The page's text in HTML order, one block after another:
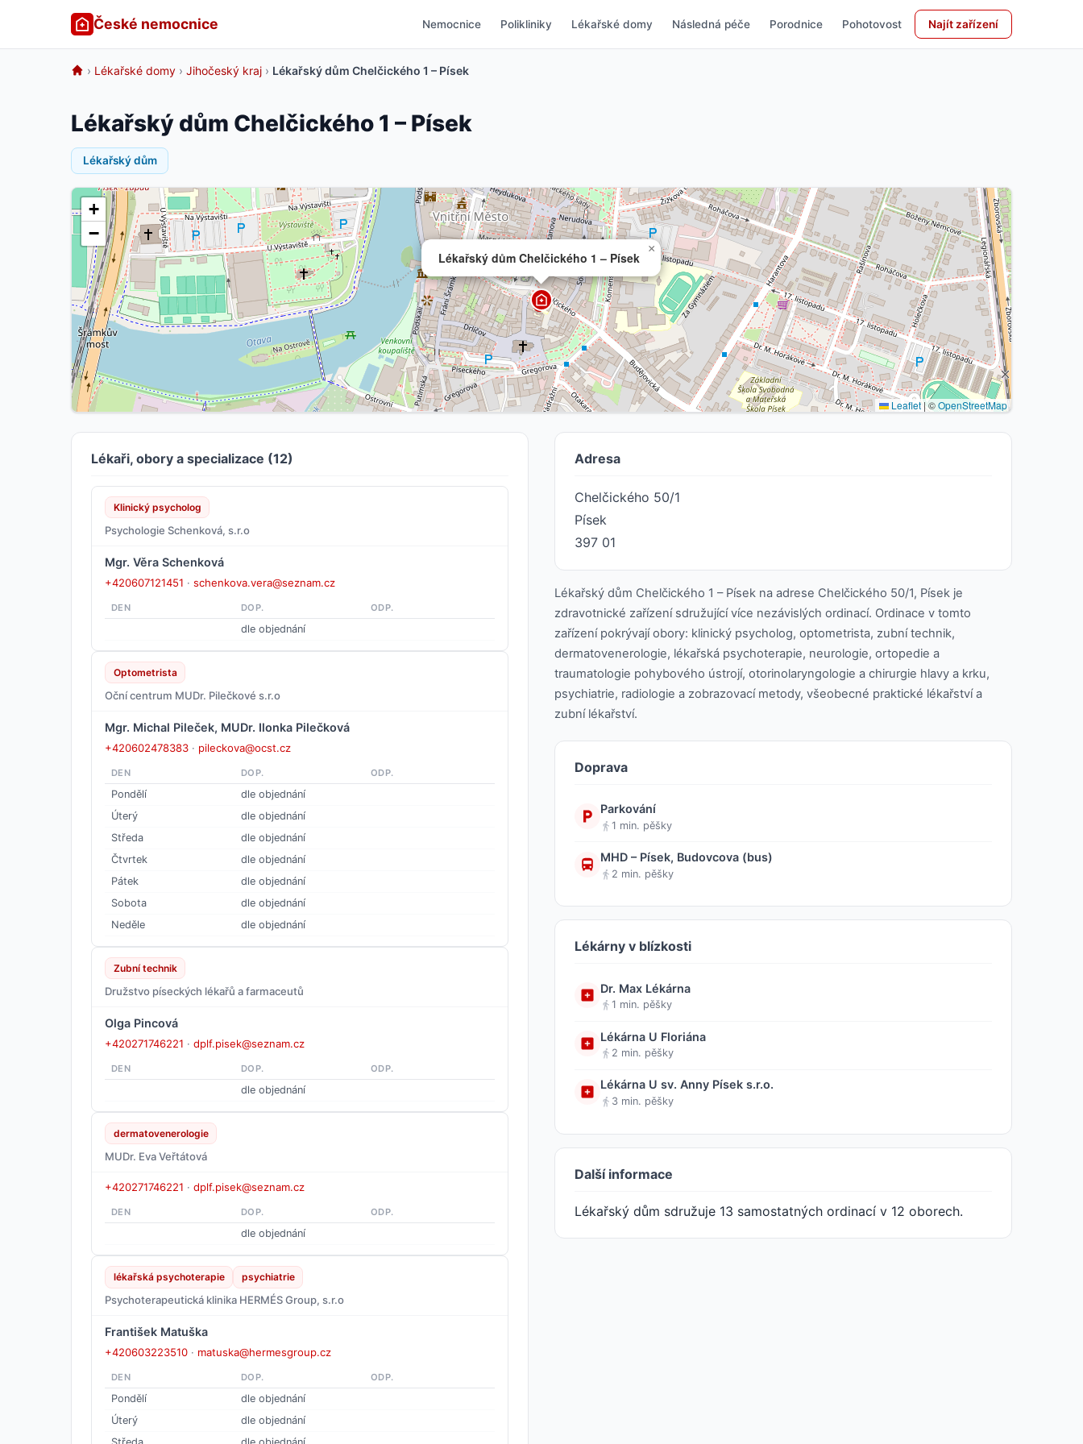
České nemocnice Nemocnice Polikliniky Lékařské domy Následná péče Porodnice Pohotovost Najít zařízení
› Lékařské domy › Jihočeský kraj › Lékařský dům Chelčického 1 – Písek
Lékařský dům Chelčického 1 – Písek
Lékařský dům
Lékařský dům Chelčického 1 – Písek
×
+
−
Leaflet|©OpenStreetMap
Lékaři, obory a specializace (12)
Klinický psycholog
Psychologie Schenková, s.r.o
Mgr. Věra Schenková
+420607121451 · schenkova.vera@seznam.cz
DEN DOP. ODP.
dle objednání
Optometrista
Oční centrum MUDr. Pilečkové s.r.o
Mgr. Michal Pileček, MUDr. Ilonka Pilečková
+420602478383 · pileckova@ocst.cz
DEN DOP. ODP.
Pondělí
dle objednání
Úterý
dle objednání
Středa
dle objednání
Čtvrtek
dle objednání
Pátek
dle objednání
Sobota
dle objednání
Neděle
dle objednání
Zubní technik
Družstvo píseckých lékařů a farmaceutů
Olga Pincová
+420271746221 · dplf.pisek@seznam.cz
DEN DOP. ODP.
dle objednání
dermatovenerologie
MUDr. Eva Veřtátová
+420271746221 · dplf.pisek@seznam.cz
DEN DOP. ODP.
dle objednání
lékařská psychoterapie psychiatrie
Psychoterapeutická klinika HERMÉS Group, s.r.o
František Matuška
+420603223510 · matuska@hermesgroup.cz
DEN DOP. ODP.
Pondělí
dle objednání
Úterý
dle objednání
Adresa
Chelčického 50/1
Písek
397 01
Lékařský dům Chelčického 1 – Písek na adrese Chelčického 50/1, Písek je
zdravotnické zařízení sdružující více nezávislých ordinací. Ordinace v tomto
zařízení pokrývají obory: klinický psycholog, optometrista, zubní technik,
dermatovenerologie, lékařská psychoterapie, neurologie, ortopedie a
traumatologie pohybového ústrojí, otorinolaryngologie a chirurgie hlavy a krku,
psychiatrie, radiologie a zobrazovací metody, všeobecné praktické lékařství a
zubní lékařství.
Doprava
Parkování
1 min. pěšky
MHD – Písek, Budovcova (bus)
2 min. pěšky
Lékárny v blízkosti
Dr. Max Lékárna
1 min. pěšky
Lékárna U Floriána
2 min. pěšky
Lékárna U sv. Anny Písek s.r.o.
3 min. pěšky
Další informace
Lékařský dům sdružuje 13 samostatných ordinací v 12 oborech.